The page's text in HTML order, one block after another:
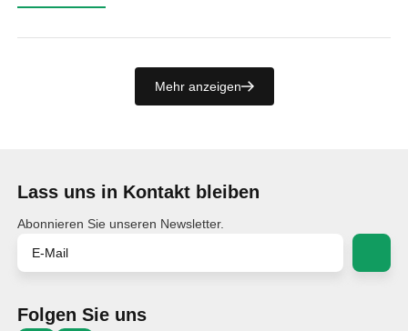
Mehr anzeigen
Lass uns in Kontakt bleiben
Abonnieren Sie unseren Newsletter.
Folgen Sie uns